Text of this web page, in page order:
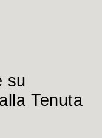
su
Tenuta